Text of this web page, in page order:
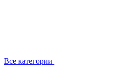
Все категории